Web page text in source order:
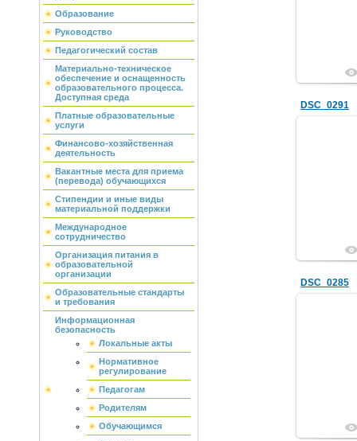
Образование
Руководство
Педагогический состав
Материально-техническое
обеспечение и оснащенность
образовательного процесса.
Доступная среда
Платные образовательные
услуги
Финансово-хозяйственная
деятельность
Вакантные места для приема
(перевода) обучающихся
Стипендии и иные виды
материальной поддержки
Международное
сотрудничество
Организация питания в
образовательной
организации
Образовательные стандарты
и требования
Информационная
безопасность
Локальные акты
Нормативное
регулирование
Педагогам
Родителям
Обучающимся
DSC_0291
DSC_0285